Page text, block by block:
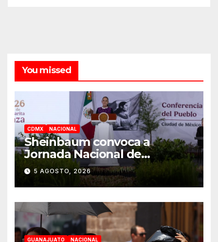
You missed
CDMX NACIONAL
Sheinbaum convoca a
Jornada Nacional de
Reforestación el 9 de agosto
5 AGOSTO, 2026
GUANAJUATO NACIONAL